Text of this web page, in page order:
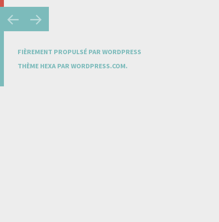
Navigation
des
FIÈREMENT PROPULSÉ PAR WORDPRESS
THÈME HEXA PAR WORDPRESS.COM.